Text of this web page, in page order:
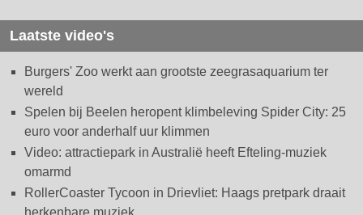
Laatste video's
Burgers' Zoo werkt aan grootste zeegrasaquarium ter
wereld
Spelen bij Beelen heropent klimbeleving Spider City: 25
euro voor anderhalf uur klimmen
Video: attractiepark in Australië heeft Efteling-muziek
omarmd
RollerCoaster Tycoon in Drievliet: Haags pretpark draait
herkenbare muziek